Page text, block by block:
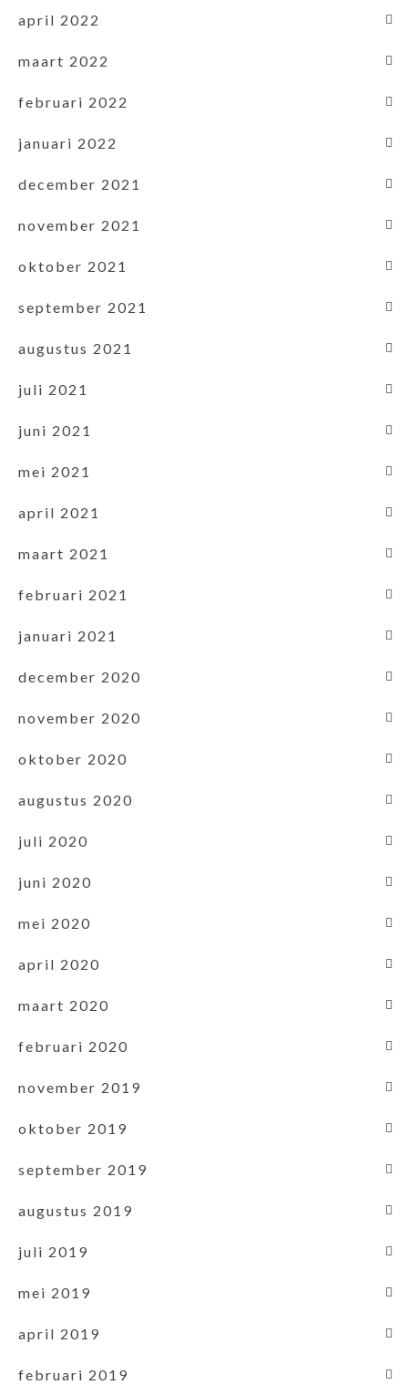
april 2022
maart 2022
februari 2022
januari 2022
december 2021
november 2021
oktober 2021
september 2021
augustus 2021
juli 2021
juni 2021
mei 2021
april 2021
maart 2021
februari 2021
januari 2021
december 2020
november 2020
oktober 2020
augustus 2020
juli 2020
juni 2020
mei 2020
april 2020
maart 2020
februari 2020
november 2019
oktober 2019
september 2019
augustus 2019
juli 2019
mei 2019
april 2019
februari 2019